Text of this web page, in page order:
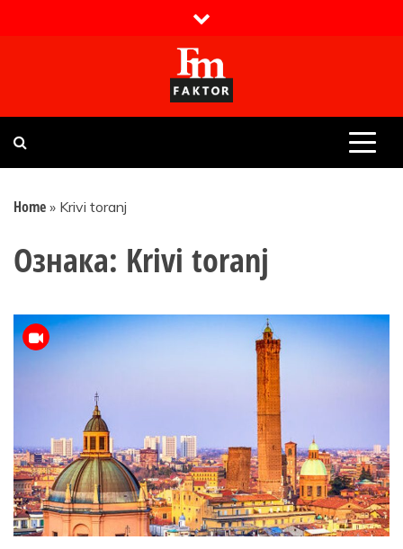
Faktor magazin
Uvijek presudan
Home » Krivi toranj
Ознака: Krivi toranj